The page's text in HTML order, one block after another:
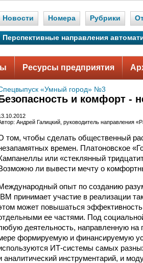
Новости Номера Рубрики
Перспективные направления
Ресурсы предприятия
«Умный город» №3
и комфорт -
Андрей Галицкий, руководитель направления
том, чтобы сделать общественный
времен. Платоновское
или «стеклянный
ли вывести мечту о
опыт по созданию
принимает участие в реализации
может повышаться эффективность
ее частями. Под
деятельность, направленную на
формируемую и финансируемую
ИТ-системы самых
аналитический инструментарий, и